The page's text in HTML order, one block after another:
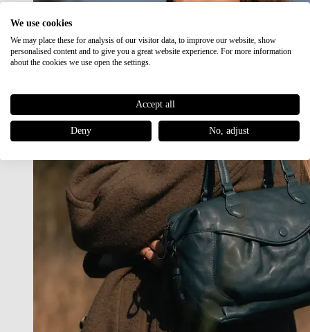
We use cookies
We may place these for analysis of our visitor data, to improve our website, show
personalised content and to give you a great website experience. For more information
about the cookies we use open the settings.
Accept all
Deny No, adjust